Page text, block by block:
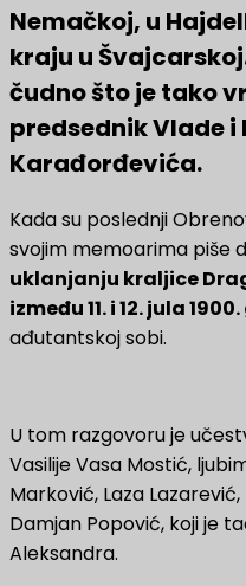
Nemačkoj, u
kraju u
čudno što je tako
predsednik Vlade i
Karađorđevića.
Kada su poslednji
svojim memoarima piše
uklanjanju kraljice
između 11. i 12. jula
ađutantskoj sobi.
U tom razgovoru je
Vasilije Vasa Mostić,
Marković, Laza
Damjan Popović, koji je
Aleksandra.